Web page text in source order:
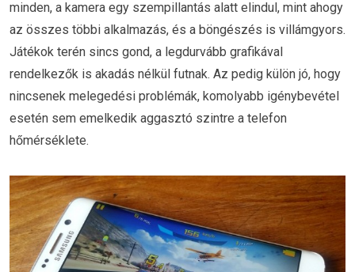
minden, a kamera egy szempillantás alatt elindul, mint ahogy
az összes többi alkalmazás, és a böngészés is villámgyors.
Játékok terén sincs gond, a legdurvább grafikával
rendelkezők is akadás nélkül futnak. Az pedig külön jó, hogy
nincsenek melegedési problémák, komolyabb igénybevétel
esetén sem emelkedik aggasztó szintre a telefon
hőmérséklete.